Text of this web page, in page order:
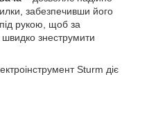
забезпечивши його
рукою, щоб за
швидко знеструмити
Sturm діє